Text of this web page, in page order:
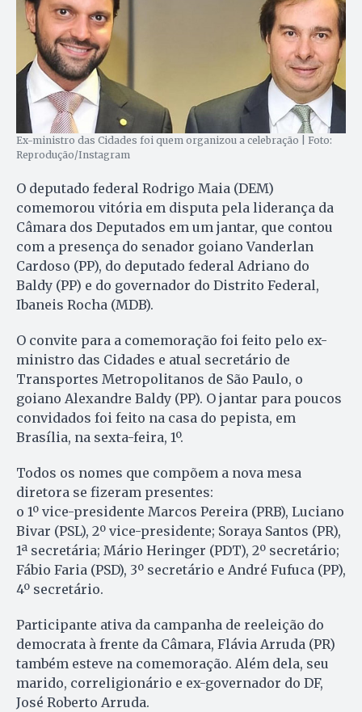
Ex-ministro das Cidades foi quem organizou a celebração | Foto:
Reprodução/Instagram
O deputado federal Rodrigo Maia (DEM)
comemorou vitória em disputa pela liderança da
Câmara dos Deputados em um jantar, que contou
com a presença do senador goiano Vanderlan
Cardoso (PP), do deputado federal Adriano do
Baldy (PP) e do governador do Distrito Federal,
Ibaneis Rocha (MDB).
O convite para a comemoração foi feito pelo ex-
ministro das Cidades e atual secretário de
Transportes Metropolitanos de São Paulo, o
goiano Alexandre Baldy (PP). O jantar para poucos
convidados foi feito na casa do pepista, em
Brasília, na sexta-feira, 1º.
Todos os nomes que compõem a nova mesa
diretora se fizeram presentes:
o 1º vice-presidente Marcos Pereira (PRB), Luciano
Bivar (PSL), 2º vice-presidente; Soraya Santos (PR),
1ª secretária; Mário Heringer (PDT), 2º secretário;
Fábio Faria (PSD), 3º secretário e André Fufuca (PP),
4º secretário.
Participante ativa da campanha de reeleição do
democrata à frente da Câmara, Flávia Arruda (PR)
também esteve na comemoração. Além dela, seu
marido, correligionário e ex-governador do DF,
José Roberto Arruda.